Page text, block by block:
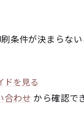
条件が決まらな
ドを見る
合わせ から確認で